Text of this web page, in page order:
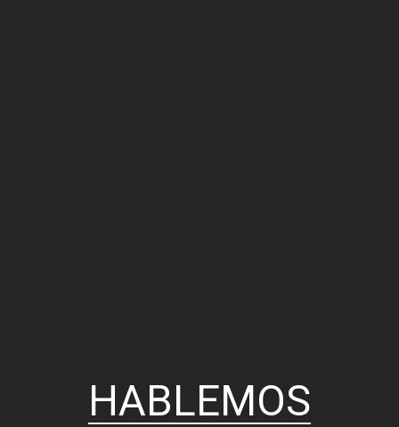
HABLEMOS